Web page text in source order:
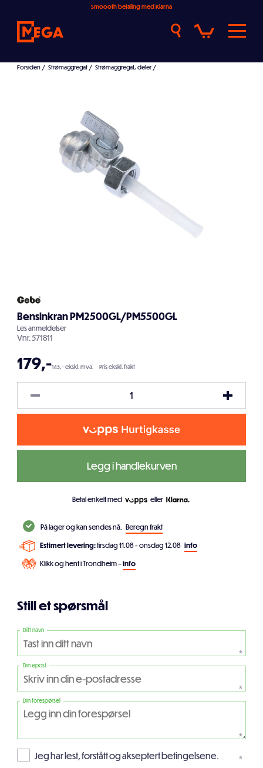
Smoooth betaling med Klarna
Forsiden / Strømaggregat / Strømaggregat, deler /
Bensinkran PM2500GL/PM5500GL
Lesanmeldelser
Vnr.571811
179,-143,- ekskl. mva. Pris ekskl. frakt
Legg i handlekurven
Betal enkelt med eller
På lager og kan sendes nå. Beregn frakt
Estimert levering:tirsdag 11.08 - onsdag 12.08 info
Klikk og hent i Trondheim –info
Still et spørsmål
Ditt navn
*
Din epost
*
Din forespørsel
*
Jeg har lest, forstått og akseptert betingelsene. *